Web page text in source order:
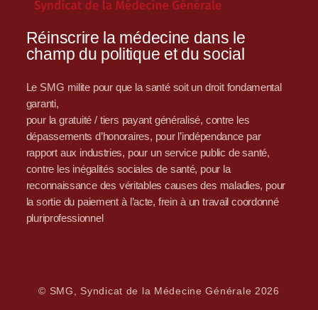
Réinscrire la médecine dans le
champ du politique et du social
Le SMG milite pour que la santé soit un droit fondamental
garanti,
pour la gratuité / tiers payant généralisé, contre les
dépassements d’honoraires, pour l’indépendance par
rapport aux industries, pour un service public de santé,
contre les inégalités sociales de santé, pour la
reconnaissance des véritables causes des maladies, pour
la sortie du paiement à l’acte, frein à un travail coordonné
pluriprofessionnel
© SMG, Syndicat de la Médecine Générale 2026